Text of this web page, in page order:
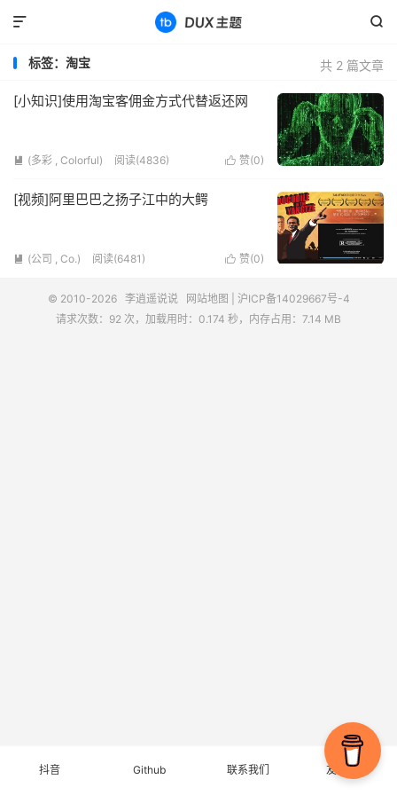


共 2 篇文章
标签：淘宝
[小知识]使用淘宝客佣金方式代替返还网
 赞(0)
 (多彩 , Colorful) 阅读(4836)
[视频]阿里巴巴之扬子江中的大鳄
 赞(0)
 (公司 , Co.) 阅读(6481)
© 2010-2026 李逍遥说说 网站地图
沪ICP备14029667号-4
请求次数：92 次，加载用时：0.174 秒，内存占用：7.14 MB
抖音 Github 联系我们 友情链接